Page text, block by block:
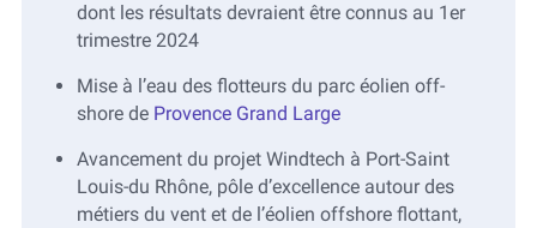
dont les résultats devraient être connus au 1er
trimestre 2024
Mise à l’eau des flotteurs du parc éolien off-
shore de Provence Grand Large
Avancement du projet Windtech à Port-Saint
Louis-du Rhône, pôle d’excellence autour des
métiers du vent et de l’éolien offshore flottant,